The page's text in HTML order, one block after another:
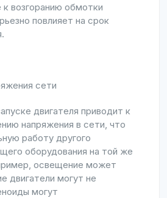
возгоранию обмотки
повлияет на срок
сети
двигателя приводит к
напряжения в сети, что
работу другого
оборудования на той же
освещение может
двигатели могут не
могут